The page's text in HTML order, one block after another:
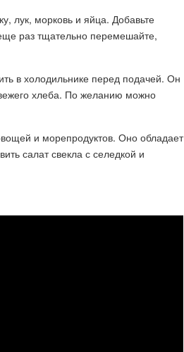
лук, морковь и яйца. Добавьте
раз тщательно перемешайте,
в холодильнике перед подачей. Он
хлеба. По желанию можно
и морепродуктов. Оно обладает
салат свекла с селедкой и